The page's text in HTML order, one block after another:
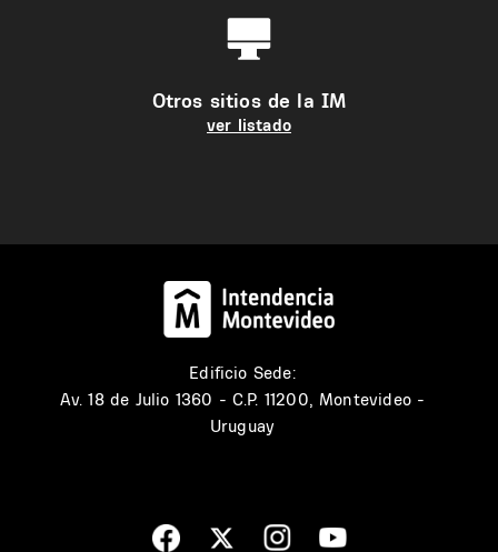
Otros sitios de la IM
ver listado
Edificio Sede:
Av. 18 de Julio 1360 - C.P. 11200, Montevideo -
Uruguay